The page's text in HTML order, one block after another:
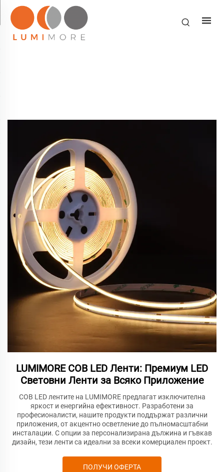
LUMIMORE COB LED Ленти: Премиум LED
Световни Ленти за Всяко Приложение
COB LED лентите на LUMIMORE предлагат изключителна
яркост и енергийна ефективност. Разработени за
професионалисти, нашите продукти поддържат различни
приложения, от акцентно осветление до пълномасштабни
инсталации. С опции за персонализирана дължина и гъвкав
дизайн, тези ленти са идеални за всеки комерциален проект.
ПОЛУЧИ ОФЕРТА